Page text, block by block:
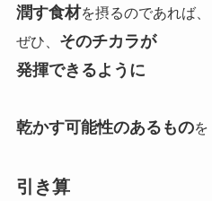
潤す食材を摂るのであれば、
ぜひ、 そのチカラが
発揮できるように
乾かす可能性のあるものを
引き算